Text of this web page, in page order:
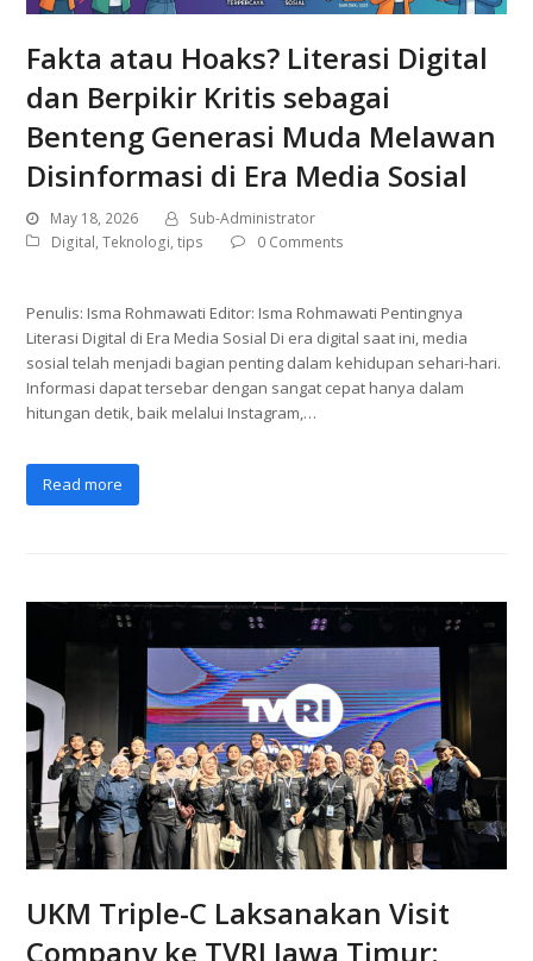
Fakta atau Hoaks? Literasi Digital
dan Berpikir Kritis sebagai
Benteng Generasi Muda Melawan
Disinformasi di Era Media Sosial
May 18, 2026
Sub-Administrator
Digital,Teknologi,tips 0 Comments
Penulis: Isma Rohmawati Editor: Isma Rohmawati Pentingnya
Literasi Digital di Era Media Sosial Di era digital saat ini, media
sosial telah menjadi bagian penting dalam kehidupan sehari-hari.
Informasi dapat tersebar dengan sangat cepat hanya dalam
hitungan detik, baik melalui Instagram,…
Read more
UKM Triple-C Laksanakan Visit
Company ke TVRI Jawa Timur: